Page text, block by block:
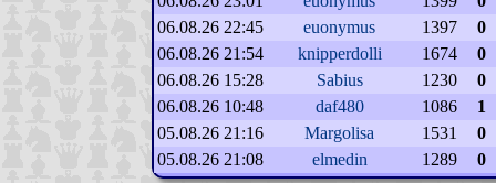
06.08.26 22:45
euonymus 1397
0
06.08.26 21:54
knipperdolli 1674
0
06.08.26 15:28
Sabius 1230
0
06.08.26 10:48
daf480 1086
1
05.08.26 21:16
Margolisa 1531
0
05.08.26 21:08
elmedin 1289 0